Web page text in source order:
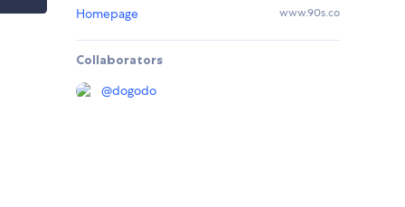
Homepage www.90s.co
Collaborators
@dogodo